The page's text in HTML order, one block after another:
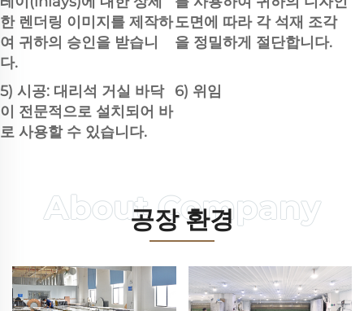
한 렌더링 이미지를 제작하
여 귀하의 승인을 받습니
다.
도면에 따라 각 석재 조각
을 정밀하게 절단합니다.
5) 시공: 대리석 거실 바닥
이 전문적으로 설치되어 바
로 사용할 수 있습니다.
6) 위임
공장 환경